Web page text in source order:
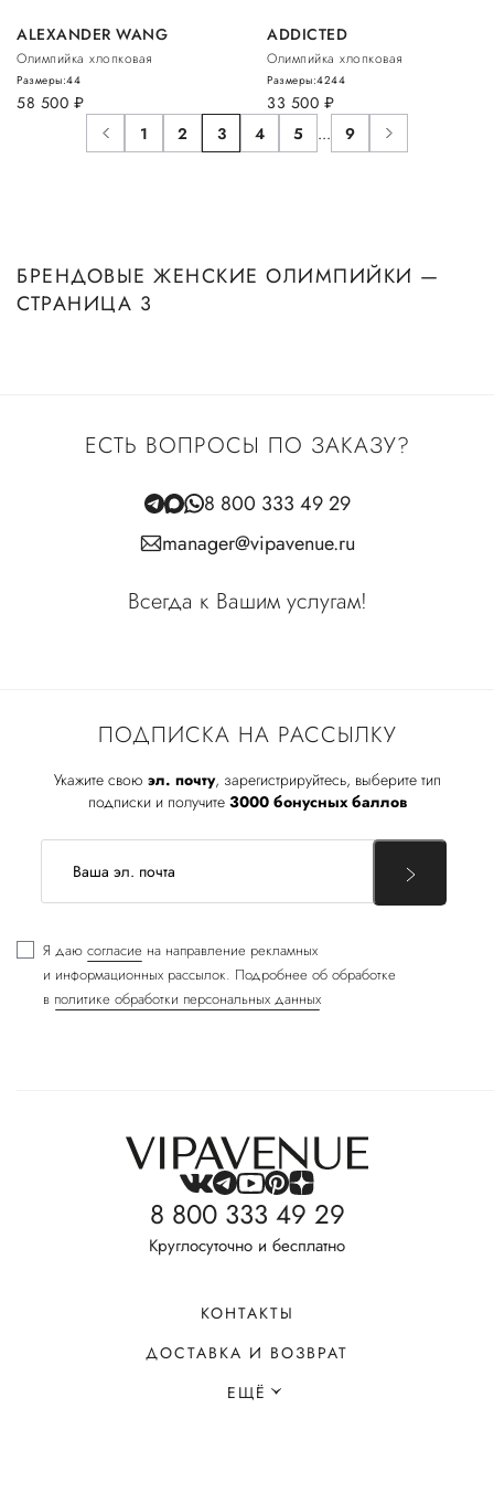
ALEXANDER WANG
Олимпийка хлопковая
58 500 руб.
Размеры:44
ADDICTED
Олимпийка хлопковая
33 500 руб.
Размеры:4244
1 2 3 4 5 ... 9
БРЕНДОВЫЕ ЖЕНСКИЕ ОЛИМПИЙКИ —
СТРАНИЦА 3
ПОДПИСКА НА РАССЫЛКУ
Укажите свою эл. почту, зарегистрируйтесь, выберите тип
подписки и получите 3000 бонусных баллов
Я даю согласие на направление рекламных
и информационных рассылок. Подробнее об обработке
в политике обработки персональных данных
ЕСТЬ ВОПРОСЫ ПО ЗАКАЗУ?
8 800 333 49 29
manager@vipavenue.ru
Всегда к Вашим услугам!
8 800 333 49 29
Круглосуточно и бесплатно
КОНТАКТЫ
ДОСТАВКА И ВОЗВРАТ
ЕЩЁ